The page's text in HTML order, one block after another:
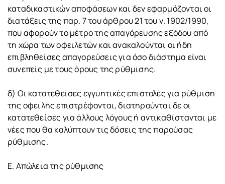
καταδικαστικών αποφάσεων και δεν εφαρμόζονται οι
διατάξεις της παρ. 7 του άρθρου 21 του ν. 1902/1990,
που αφορούν το μέτρο της απαγόρευσης εξόδου από
τη χώρα των οφειλετών και ανακαλούνται οι ήδη
επιβληθείσες απαγορεύσεις για όσο διάστημα είναι
συνεπείς με τους όρους της ρύθμισης.
δ) Οι κατατεθείσες εγγυητικές επιστολές για ρύθμιση
της οφειλής επιστρέφονται, διατηρούνται δε οι
κατατεθείσες για άλλους λόγους ή αντικαθίστανται με
νέες που θα καλύπτουν τις δόσεις της παρούσας
ρύθμισης.
Ε. Απώλεια της ρύθμισης